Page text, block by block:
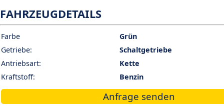
FAHRZEUGDETAILS
Farbe
Grün
Getriebe:
Schaltgetriebe
Antriebsart:
Kette
Kraftstoff:
Benzin
Anfrage senden